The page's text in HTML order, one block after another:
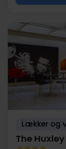
Lækker og
The